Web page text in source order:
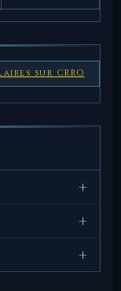
sur CRRO
+
Press, 1974.
+
+